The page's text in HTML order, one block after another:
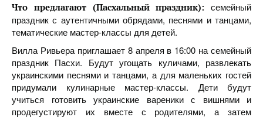
Что предлагают (Пасхальный праздник): семейный
праздник с аутентичными обрядами, песнями и танцами,
тематические мастер-классы для детей.
Вилла Ривьера приглашает 8 апреля в 16:00 на семейный
праздник Пасхи. Будут угощать куличами, развлекать
украинскими песнями и танцами, а для маленьких гостей
придумали кулинарные мастер-классы. Дети будут
учиться готовить украинские вареники с вишнями и
продегустируют их вместе с родителями, а затем